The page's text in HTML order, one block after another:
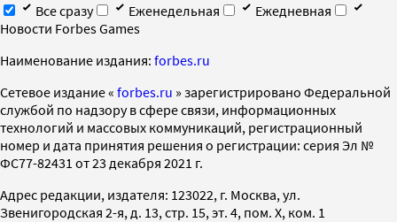
Все сразу
Еженедельная
Ежедневная
Новости Forbes Games
Наименование издания: forbes.ru
Cетевое издание « forbes.ru » зарегистрировано Федеральной
службой по надзору в сфере связи, информационных
технологий и массовых коммуникаций, регистрационный
номер и дата принятия решения о регистрации: серия Эл №
ФС77-82431 от 23 декабря 2021 г.
Адрес редакции, издателя: 123022, г. Москва, ул.
Звенигородская 2-я, д. 13, стр. 15, эт. 4, пом. X, ком. 1